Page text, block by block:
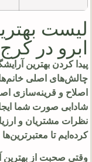
لیست
ابرو در کرج
پیدا کردن بهترین
چالش‌های اصلی
اصلاح و قرینه‌سازی
شادابی صورت شما
نظرات مشتریان و
کرده‌ایم تا
وقتی صحبت از بهترین